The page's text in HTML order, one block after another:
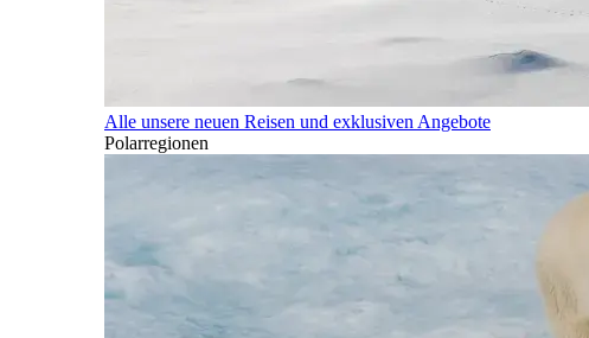
Alle unsere neuen Reisen und exklusiven Angebote
Polarregionen